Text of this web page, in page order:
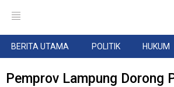
BERITA UTAMA POLITIK HUKUM
Pemprov Lampung Dorong